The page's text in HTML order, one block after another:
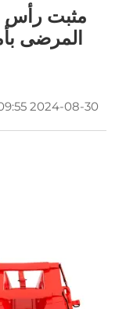
مثبت رأس
المرضى
2024-08-30 15:09:55